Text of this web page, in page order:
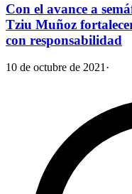
Con el avance a
Tziu Muñoz
con responsabilidad
10 de octubre de 2021 ·